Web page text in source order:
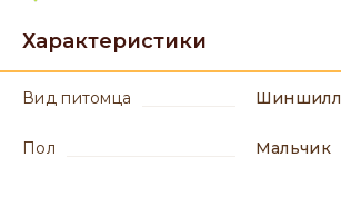
Характеристики
вид питомца
пол мальчик